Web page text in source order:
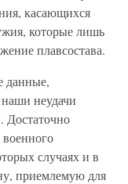
касающихся
которые лишь
плавсостава.
данные,
неудачи
Достаточно
военного
случаях и в
приемлемую для